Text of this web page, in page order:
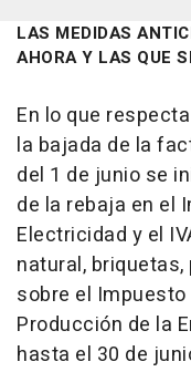
LAS MEDIDAS
AHORA Y LAS QUE
En lo que
la bajada de la
del 1 de junio se
de la rebaja en el
Electricidad y el
natural,
sobre el
Producción de la
hasta el 30 de